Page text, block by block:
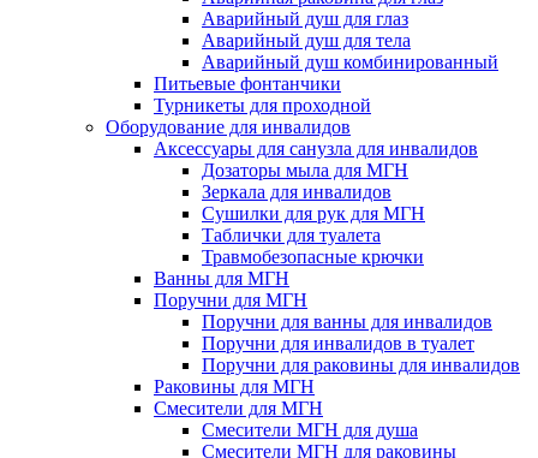
Аварийный душ для глаз
Аварийный душ для тела
Аварийный душ комбинированный
Питьевые фонтанчики
Турникеты для проходной
Оборудование для инвалидов
Аксессуары для санузла для инвалидов
Дозаторы мыла для МГН
Зеркала для инвалидов
Сушилки для рук для МГН
Таблички для туалета
Травмобезопасные крючки
Ванны для МГН
Поручни для МГН
Поручни для ванны для инвалидов
Поручни для инвалидов в туалет
Поручни для раковины для инвалидов
Раковины для МГН
Смесители для МГН
Смесители МГН для душа
Смесители МГН для раковины